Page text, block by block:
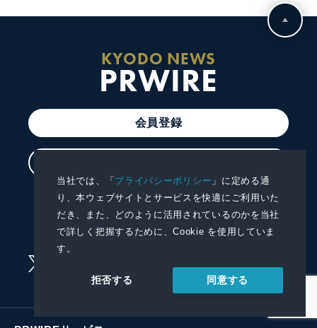
当社では、「プライバシーポリシー 」に定める通
り、本ウェブサイトとサービスを快適にご利用いた
だき、また、どのように活用されているのかを当社
で詳しく把握するために、Cookie を使用していま
す。
拒否する 同意する
KYODO NEWS
PRWIRE
会員登録
プレスリリースを配信する
プレスリリースを受信する